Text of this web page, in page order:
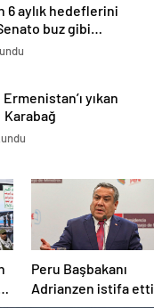
6 aylık hedeflerini
buz gibi…
yıkan
Karabağ
ayrılmaz bir
Peru Başbakanı
Adrianzen istifa etti